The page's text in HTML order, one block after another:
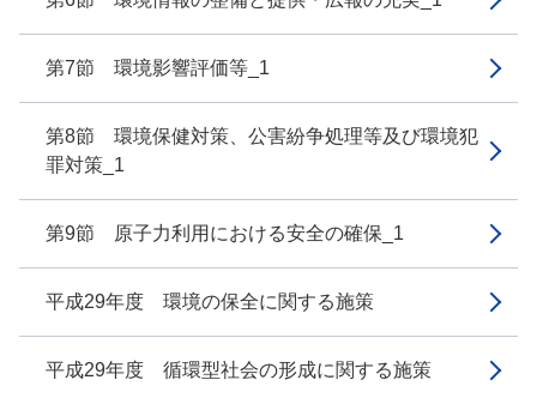
第7節 環境影響評価等_1
第8節 環境保健対策、公害紛争処理等及び環境犯
罪対策_1
第9節 原子力利用における安全の確保_1
平成29年度 環境の保全に関する施策
平成29年度 循環型社会の形成に関する施策